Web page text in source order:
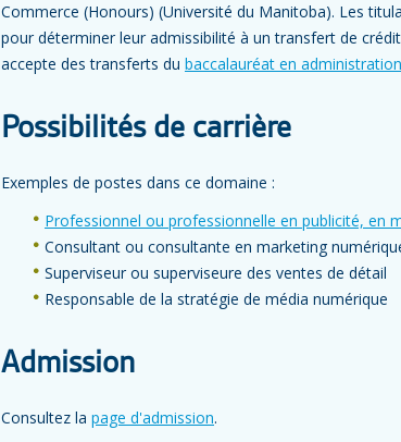
Commerce (Honours) (Université du Manitoba). Les
pour déterminer leur admissibilité à un transfert de
accepte des transferts du baccalauréat en
Possibilités de carrière
Exemples de postes dans ce domaine :
Professionnel ou professionnelle en publicité, en
Consultant ou consultante en marketing
Superviseur ou superviseure des ventes de détail
Responsable de la stratégie de média numérique
Admission
Consultez la page d'admission.